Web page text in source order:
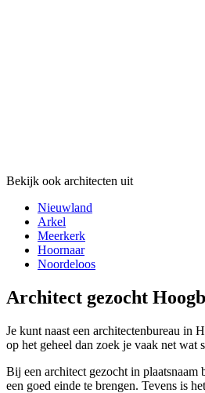
Bekijk ook architecten uit
Nieuwland
Arkel
Meerkerk
Hoornaar
Noordeloos
Architect gezocht
Je kunt naast een architectenbureau in
op het geheel dan zoek je vaak net
Bij een architect gezocht in
een goed einde te brengen. Tevens is